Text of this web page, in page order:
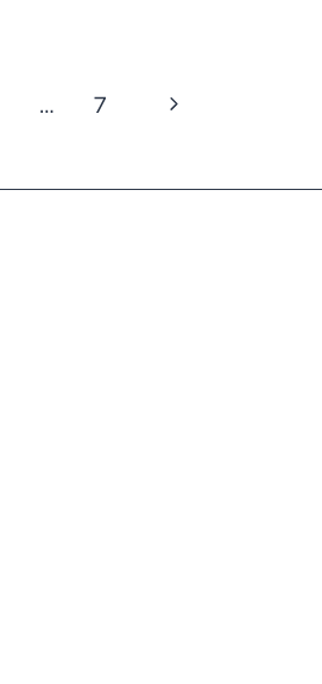
… 7
Next